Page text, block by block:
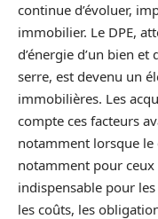
continue d’évoluer,
immobilier. Le DPE,
d’énergie d’un bien
serre, est devenu un
immobilières. Les
compte ces facteurs
notamment lorsque le
notamment pour ceux
indispensable pour
les coûts, les